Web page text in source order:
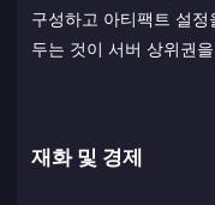
구성하고 아티팩트 설
두는 것이 서버 상위권
재화 및 경제